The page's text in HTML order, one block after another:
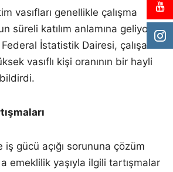
vasıfları genellikle çalışma
süreli katılım anlamına geliyor”
İstatistik Dairesi, çalışan
vasıflı kişi oranının bir hayli
gücü açığı sorununa çözüm
emeklilik yaşıyla ilgili tartışmalar